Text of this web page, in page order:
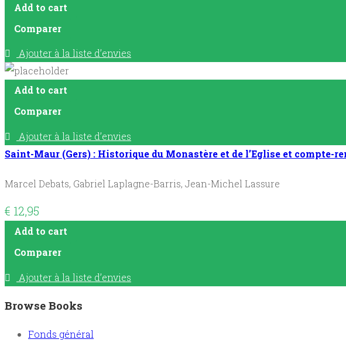
Add to cart
Comparer
Ajouter à la liste d’envies
Add to cart
Comparer
Ajouter à la liste d’envies
Saint-Maur (Gers) : Historique du Monastère et de l’Eglise et compte-
Marcel Debats, Gabriel Laplagne-Barris, Jean-Michel Lassure
€ 12,95
Add to cart
Comparer
Ajouter à la liste d’envies
Browse Books
Fonds général